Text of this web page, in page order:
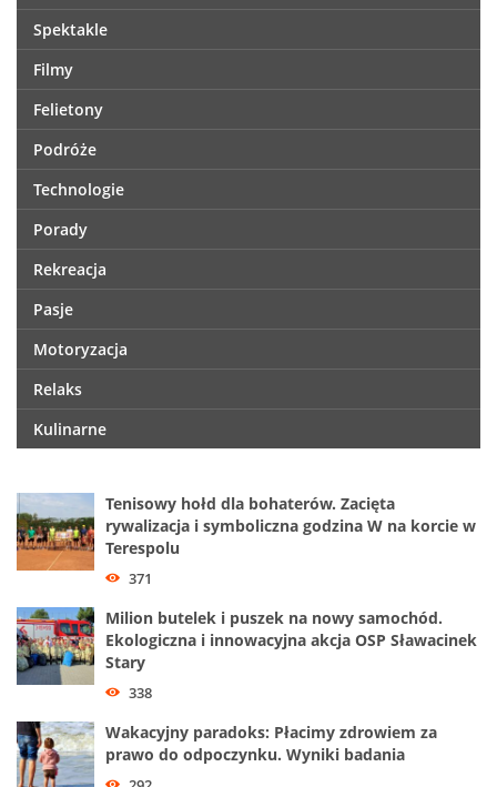
Spektakle
Filmy
Felietony
Podróże
Technologie
Porady
Rekreacja
Pasje
Motoryzacja
Relaks
Kulinarne
Tenisowy hołd dla bohaterów. Zacięta
rywalizacja i symboliczna godzina W na korcie w
Terespolu
371
Milion butelek i puszek na nowy samochód.
Ekologiczna i innowacyjna akcja OSP Sławacinek
Stary
338
Wakacyjny paradoks: Płacimy zdrowiem za
prawo do odpoczynku. Wyniki badania